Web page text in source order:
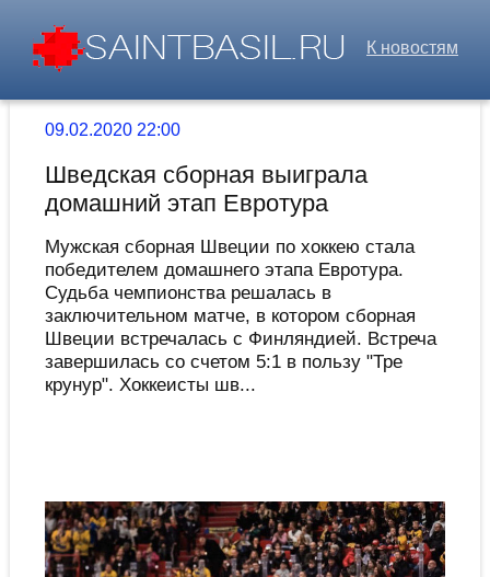
К новостям
09.02.2020 22:00
Шведская сборная выиграла
домашний этап Евротура
Мужская сборная Швеции по хоккею стала
победителем домашнего этапа Евротура.
Судьба чемпионства решалась в
заключительном матче, в котором сборная
Швеции встречалась с Финляндией. Встреча
завершилась со счетом 5:1 в пользу "Тре
крунур". Хоккеисты шв...